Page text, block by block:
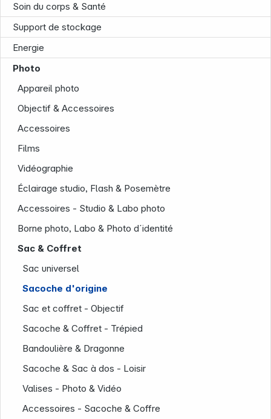
Soin du corps & Santé
Support de stockage
Energie
Photo
Appareil photo
Objectif & Accessoires
Accessoires
Films
Vidéographie
Éclairage studio, Flash & Posemètre
Accessoires - Studio & Labo photo
Borne photo, Labo & Photo d´identité
Sac & Coffret
Sac universel
Sacoche d'origine
Sac et coffret - Objectif
Sacoche & Coffret - Trépied
Bandoulière & Dragonne
Sacoche & Sac à dos - Loisir
Valises - Photo & Vidéo
Accessoires - Sacoche & Coffre